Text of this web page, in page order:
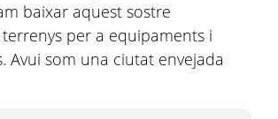
baixar aquest sostre
per a equipaments i
Avui som una ciutat envejada